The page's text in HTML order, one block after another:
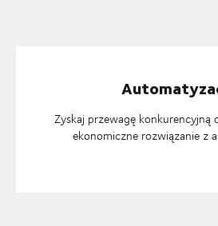
Zyskaj przewagę konkurencyjną
ekonomiczne rozwiązanie z